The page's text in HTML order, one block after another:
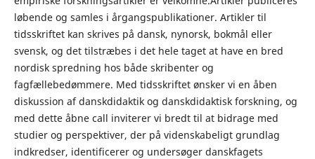
løbende og samles i årgangspublikationer. Artikler til
tidsskriftet kan skrives på dansk, nynorsk, bokmål eller
svensk, og det tilstræbes i det hele taget at have en bred
nordisk spredning hos både skribenter og
fagfællebedømmere. Med tidsskriftet ønsker vi en åben
diskussion af danskdidaktik og danskdidaktisk forskning, og
med dette åbne call inviterer vi bredt til at bidrage med
studier og perspektiver, der på videnskabeligt grundlag
indkredser, identificerer og undersøger danskfagets